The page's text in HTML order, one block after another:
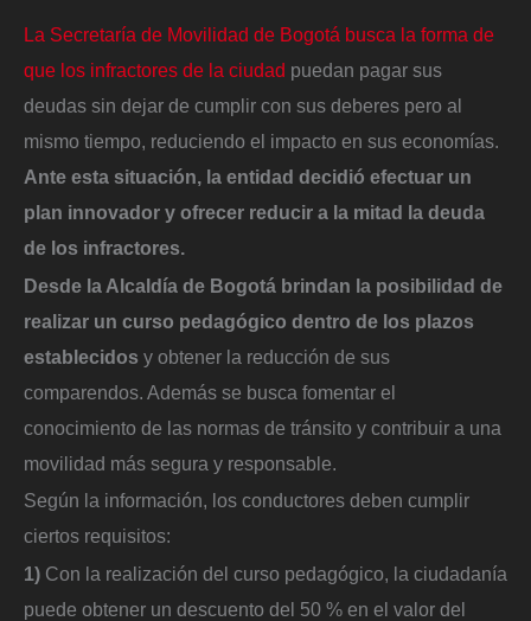
La Secretaría de Movilidad de Bogotá busca la forma de
que los infractores de la ciudad puedan pagar sus
deudas sin dejar de cumplir con sus deberes pero al
mismo tiempo, reduciendo el impacto en sus economías.
Ante esta situación, la entidad decidió efectuar un
plan innovador y ofrecer reducir a la mitad la deuda
de los infractores.
Desde la Alcaldía de Bogotá brindan la posibilidad de
realizar un curso pedagógico dentro de los plazos
establecidos y obtener la reducción de sus
comparendos. Además se busca fomentar el
conocimiento de las normas de tránsito y contribuir a una
movilidad más segura y responsable.
Según la información, los conductores deben cumplir
ciertos requisitos:
1) Con la realización del curso pedagógico, la ciudadanía
puede obtener un descuento del 50 % en el valor del